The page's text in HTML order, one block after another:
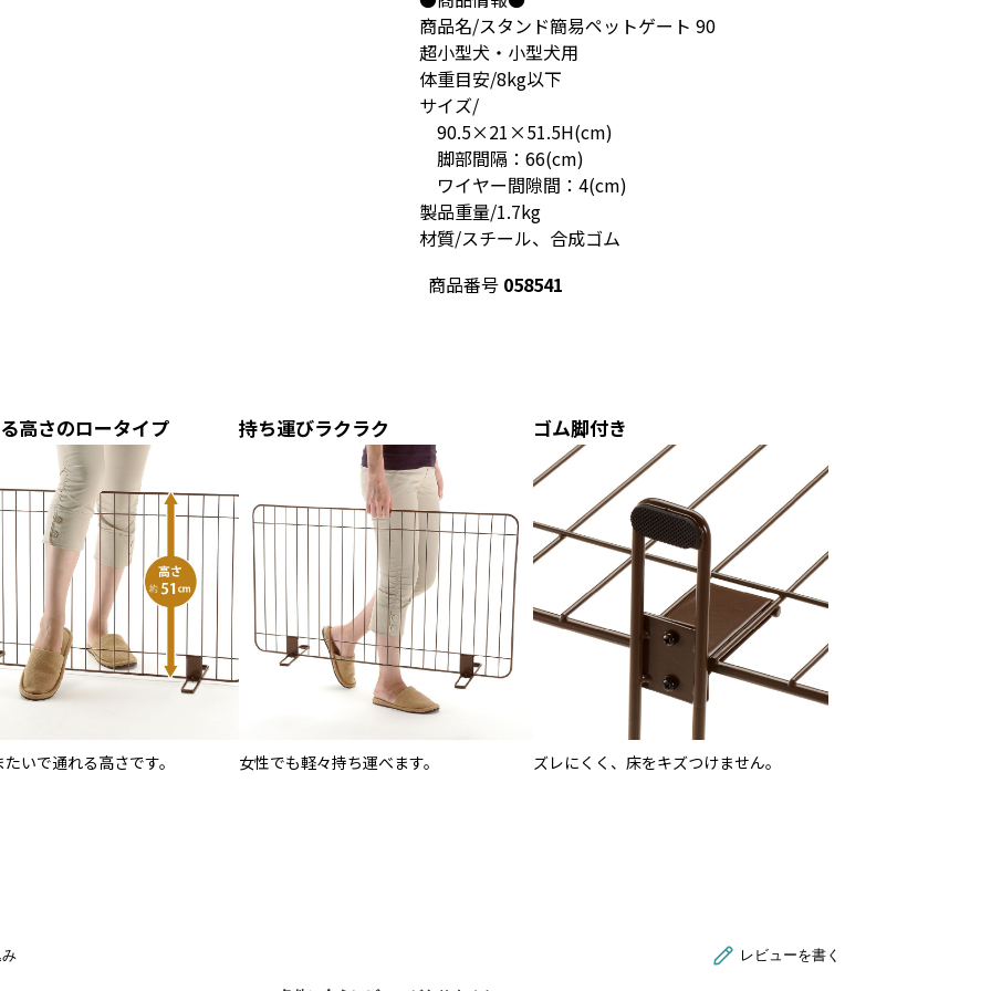
商品名/スタンド簡易ペットゲート 90
超小型犬・小型犬用
体重目安/8kg以下
サイズ/
90.5×21×51.5H(cm)
脚部間隔：66(cm)
ワイヤー間隙間：4(cm)
製品重量/1.7kg
材質/スチール、合成ゴム
商品番号 058541
高さのロータイプ
いで通れる高さです。
持ち運びラクラク
女性でも軽々持ち運べます。
ゴム脚付き
ズレにくく、床をキズつけません。